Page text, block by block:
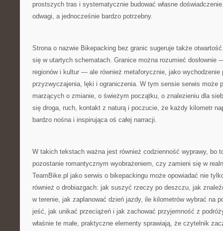
prostszych tras i systematycznie budować własne
odwagi, a jednocześnie bardzo potrzebny.
Strona o nazwie Bikepacking bez granic sugeruje także
się w utartych schematach. Granice można rozumieć dosłownie
regionów i kultur — ale również metaforycznie, jako wychodzenie
przyzwyczajenia, lęki i ograniczenia. W tym sensie serwis może
marzących o zmianie, o świeżym początku, o znalezieniu dla
się droga, ruch, kontakt z naturą i poczucie, że każdy kilometr
bardzo nośna i inspirująca oś całej narracji.
W takich tekstach ważna jest również codzienność wyprawy, bo
pozostanie romantycznym wyobrażeniem, czy zamieni się w
TeamBike.pl jako serwis o bikepackingu może opowiadać nie
również o drobiazgach: jak suszyć rzeczy po deszczu, jak
w terenie, jak zaplanować dzień jazdy, ile kilometrów wybrać na
jeść, jak unikać przeciążeń i jak zachować przyjemność z
właśnie te małe, praktyczne elementy sprawiają, że czytelnik